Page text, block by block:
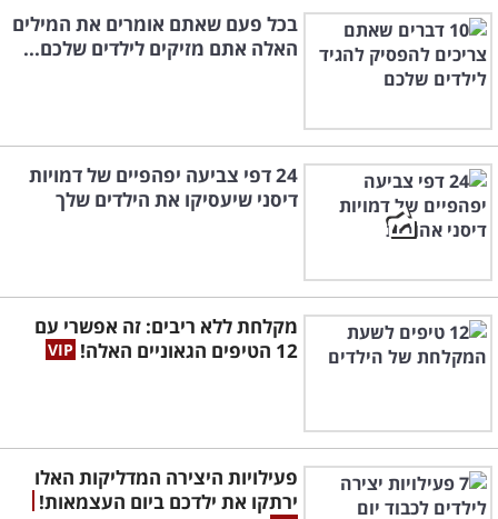
בכל פעם שאתם אומרים את המילים
האלה אתם מזיקים לילדים שלכם...
24 דפי צביעה יפהפיים של דמויות
דיסני שיעסיקו את הילדים שלך
מקלחת ללא ריבים: זה אפשרי עם
12 הטיפים הגאוניים האלה!
פעילויות היצירה המדליקות האלו
ירתקו את ילדכם ביום העצמאות!